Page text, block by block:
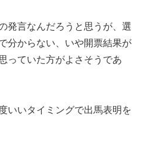
発言なんだろうと思うが、選
分からない、いや開票結果が
っていた方がよさそうであ
いいタイミングで出馬表明を